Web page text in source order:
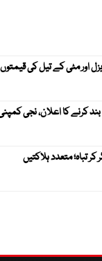
اور مٹی کے تیل کی قیمتوں
اگست سے بند کرنے کا اعلان، نجی